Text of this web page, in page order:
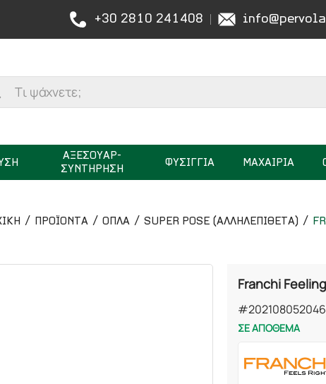
+30 2810 241408
ΑΞΕΣΟΥΑΡ-
ΣΥΝΤΗΡΗΣΗ
ΦΥΣΙΓΓΙΑ ΜΑΧΑΙΡΙΑ
ΠΡΟΪΟΝΤΑ ΟΠΛΑ SUPER POSE (ΑΛΛΗΛΕΠΙΘΕΤΑ)
Franchi
ΣΕ ΑΠΟΘΕΜΑ